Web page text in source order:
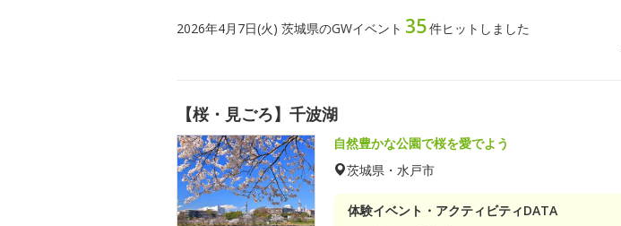
2026年4月7日(火) 茨城県のGWイベント 35件ヒットしました
【桜・見ごろ】千波湖
自然豊かな公園で桜を愛でよう
茨城県・水戸市
体験イベント・アクティビティDATA